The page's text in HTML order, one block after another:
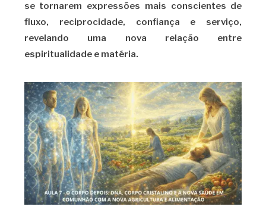
se tornarem expressões mais conscientes de
fluxo, reciprocidade, confiança e serviço,
revelando uma nova relação entre
espiritualidade e matéria.